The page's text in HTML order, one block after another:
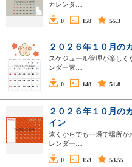
カレンダ…
0 158 55.3
２０２６年１０月の
スケジュール管理が楽しく
ンダー素…
0 148 51.8
２０２６年１０月の
イン
遠くからでも一瞬で場所が
レンダー…
0 153 53.55